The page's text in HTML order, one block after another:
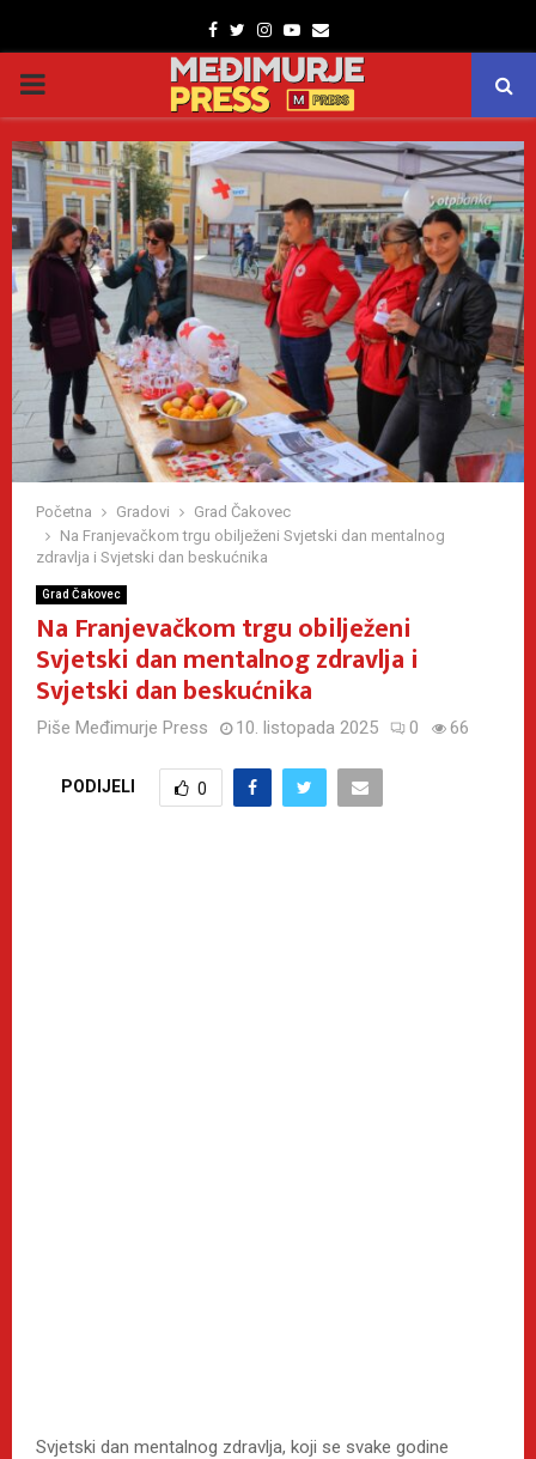
Facebook
TwitterInstagram
Youtube
Email
PRIMARY
MENU
Početna Gradovi
Grad Čakovec
Na Franjevačkom trgu obilježeni Svjetski dan mentalnog
zdravlja i Svjetski dan beskućnika
Grad Čakovec
Na Franjevačkom trgu obilježeni
Svjetski dan mentalnog zdravlja i
Svjetski dan beskućnika
Piše Međimurje Press 10. listopada 2025 0 66
PODIJELI 0
Svjetski dan mentalnog zdravlja, koji se svake godine